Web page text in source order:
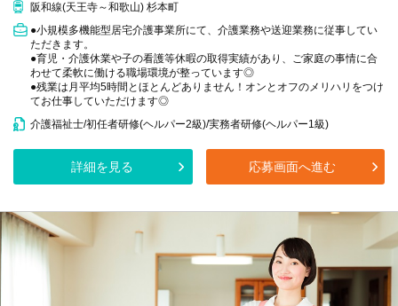
阪和線(天王寺～和歌山) 杉本町
●小規模多機能型居宅介護事業所にて、介護業務や送迎業務に従事してい
ただきます。
●育児・介護休業や子の看護等休暇の取得実績があり、ご家庭の事情に合
わせて柔軟に働ける職場環境が整っています◎
●残業は月平均5時間とほとんどありません！オンとオフのメリハリをつけ
てお仕事していただけます◎
介護福祉士/初任者研修(ヘルパー2級)/実務者研修(ヘルパー1級)
詳細を見る 応募画面へ進む